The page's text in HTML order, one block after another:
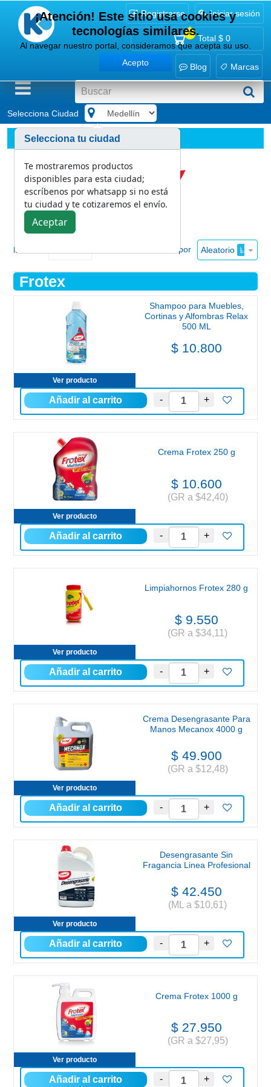
Registrarse Iniciar sesión
0
Total $ 0
Blog Marcas
Selecciona Ciudad
Marcas Frotex
Mostrar Ordenar por Aleatorio
Frotex
Ver producto
Shampoo para Muebles,
Cortinas y Alfombras Relax
500 ML
$ 10.800
Ver producto
Crema Frotex 250 g
$ 10.600
(GR a $42,40)
Ver producto
Limpiahornos Frotex 280 g
$ 9.550
(GR a $34,11)
Ver producto
Crema Desengrasante Para
Manos Mecanox 4000 g
$ 49.900
(GR a $12,48)
Ver producto
Desengrasante Sin
Fragancia Linea Profesional
$ 42.450
(ML a $10,61)
Ver producto
Crema Frotex 1000 g
$ 27.950
(GR a $27,95)
¡Atención! Este sitio usa cookies y
tecnologías similares.
Al navegar nuestro portal, consideramos que acepta su uso.
Acepto
Selecciona tu ciudad
Te mostraremos productos
disponibles para esta ciudad;
escríbenos por whatsapp si no está
tu ciudad y te cotizaremos el envío.
Aceptar